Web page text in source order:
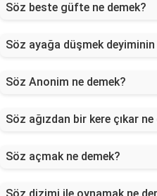
Söz beste güfte ne demek?
Söz ayağa düşmek deyiminin
Söz Anonim ne demek?
Söz ağızdan bir kere çıkar ne
Söz açmak ne demek?